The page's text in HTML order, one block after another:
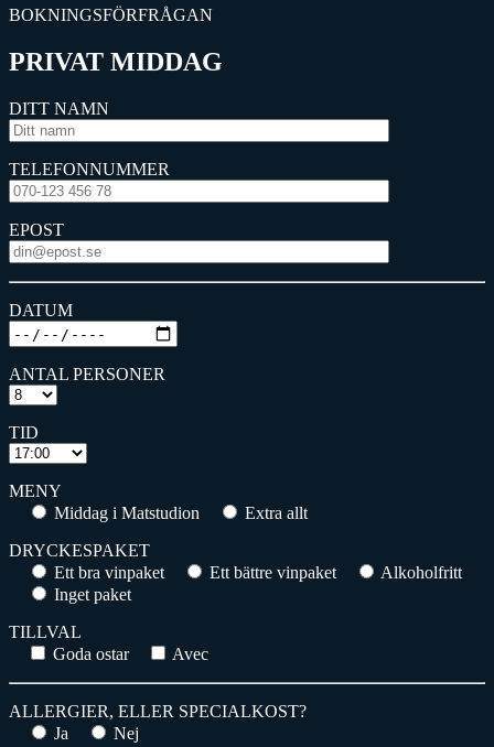
BOKNINGSFÖRFRÅGAN
PRIVAT MIDDAG
DITT NAMN
TELEFONNUMMER
EPOST
DATUM
ANTAL PERSONER
TID
MENY
Middag i Matstudion
Extra allt
DRYCKESPAKET
Ett bra vinpaket
Ett bättre vinpaket
Alkoholfritt
Inget paket
TILLVAL
Goda ostar
Avec
ALLERGIER, ELLER SPECIALKOST?
Ja
Nej